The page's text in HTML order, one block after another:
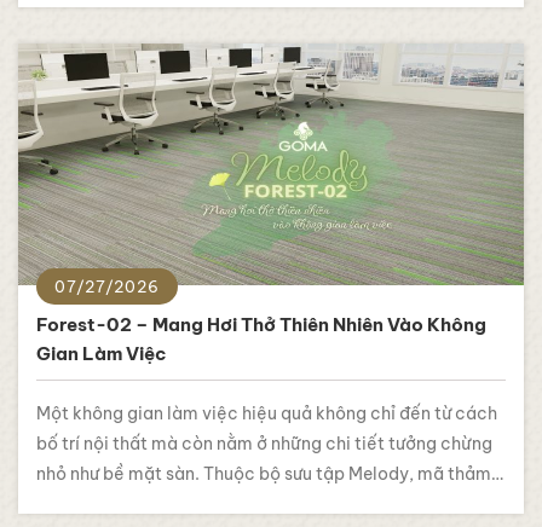
07/27/2026
Forest-02 – Mang Hơi Thở Thiên Nhiên Vào Không
Gian Làm Việc
Một không gian làm việc hiệu quả không chỉ đến từ cách
bố trí nội thất mà còn nằm ở những chi tiết tưởng chừng
nhỏ như bề mặt sàn. Thuộc bộ sưu tập Melody, mã thảm